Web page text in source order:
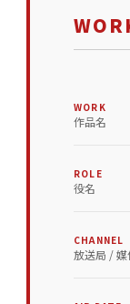
WORK
作品名
ROLE
役名
CHANNEL
放送局 / 媒